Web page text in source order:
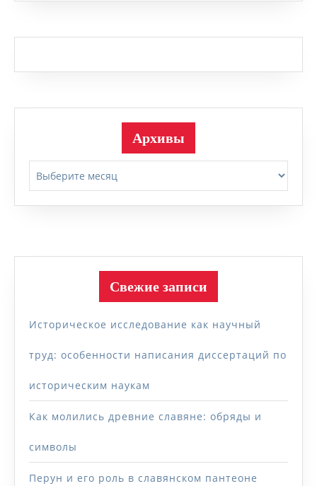
Архивы
Свежие записи
Историческое исследование как научный
труд: особенности написания диссертаций по
историческим наукам
Как молились древние славяне: обряды и
символы
Перун и его роль в славянском пантеоне